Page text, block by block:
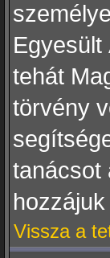
tehát
törvény
tanácsot
Vissza a